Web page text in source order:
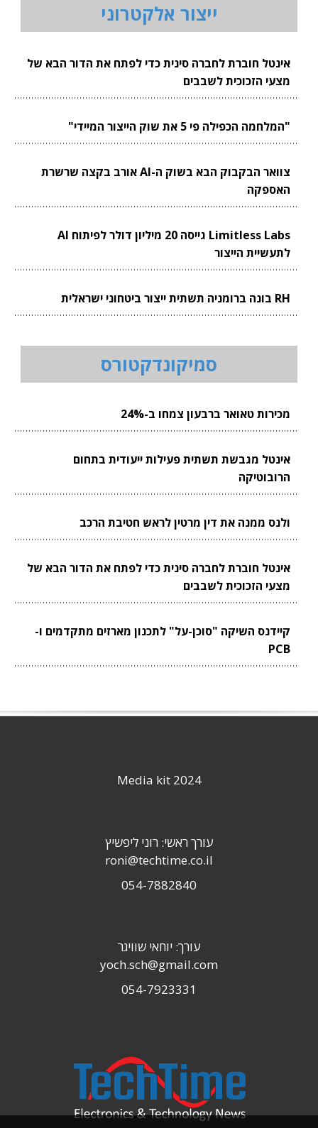
ייצור אלקטרוני
אינטל חוברת לחברה סינית כדי לפתח את הדור הבא של
מצעי הזכוכית לשבבים
"המלחמה הכפילה פי 5 את שוק הייצור המיידי"
צוואר הבקבוק הבא בשוק ה-AI אורב בקצה שרשרת
האספקה
Limitless Labs גייסה 20 מיליון דולר לפיתוח AI
לתעשיית הייצור
RH בונה ברומניה תשתית ייצור ביטחוני ישראלית
סמיקונדקטורס
מכירות טאואר ברבעון צמחו ב-24%
אינטל מגבשת תשתית פעילות ייעודית בתחום
הרובוטיקה
ולנס ממנה את דין מרטין לראש חטיבת הרכב
אינטל חוברת לחברה סינית כדי לפתח את הדור הבא של
מצעי הזכוכית לשבבים
קיידנס השיקה "סוכן-על" לתכנון מארזים מתקדמים ו-
PCB
Media kit 2024
עורך ראשי: רוני ליפשיץ
roni@techtime.co.il
054-7882840
עורך: יוחאי שוויגר
yoch.sch@gmail.com
054-7923331